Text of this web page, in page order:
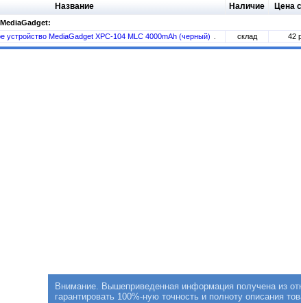
Название Наличие Цена
устройство MediaGadget XPC-104 MLC 4000mAh (черный) склад 42
Внимание. Вышеприведенная информация получена из
гарантировать 100%-ную точность и полноту